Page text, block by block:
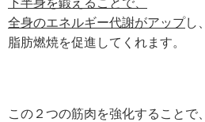
下半身を鍛えることで、
全身のエネルギー代謝がアップし、
脂肪燃焼を促進してくれます。
この２つの筋肉を強化することで、